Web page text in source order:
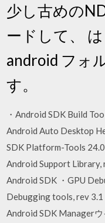
少し古めの
ードして、
android フォ
す。
・Android SDK Build
Android Auto Desktop
SDK Platform-Tools
Android Support
Android SDK ・GPU
Debugging tools, rev
Android SDK Manager